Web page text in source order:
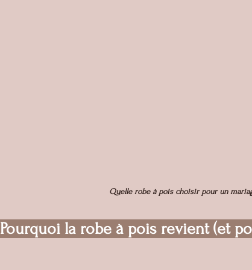
Quelle robe à pois choisir pour un
Pourquoi la robe à pois revient (et